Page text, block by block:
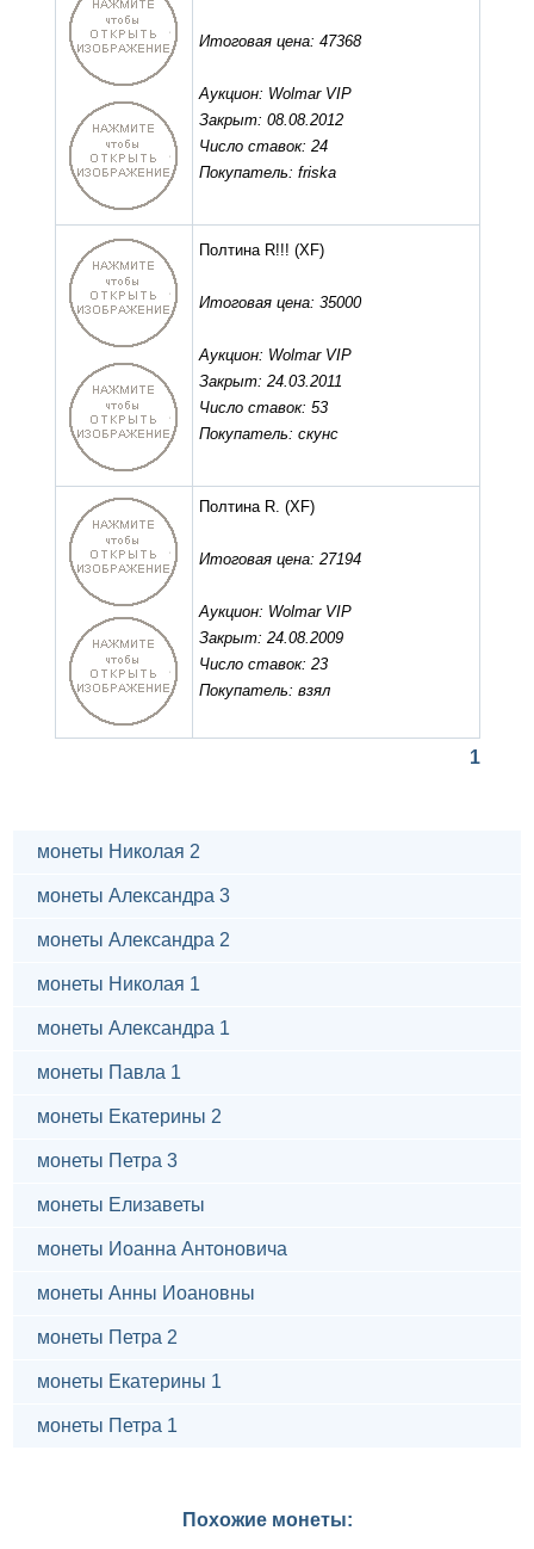
Итоговая цена: 47368
Аукцион: Wolmar VIP
Закрыт: 08.08.2012
Число ставок: 24
Покупатель: friska
Полтина R!!! (XF)
Итоговая цена: 35000
Аукцион: Wolmar VIP
Закрыт: 24.03.2011
Число ставок: 53
Покупатель: скунс
Полтина R. (XF)
Итоговая цена: 27194
Аукцион: Wolmar VIP
Закрыт: 24.08.2009
Число ставок: 23
Покупатель: взял
1
монеты Николая 2
монеты Александра 3
монеты Александра 2
монеты Николая 1
монеты Александра 1
монеты Павла 1
монеты Екатерины 2
монеты Петра 3
монеты Елизаветы
монеты Иоанна Антоновича
монеты Анны Иоановны
монеты Петра 2
монеты Екатерины 1
монеты Петра 1
Похожие монеты: